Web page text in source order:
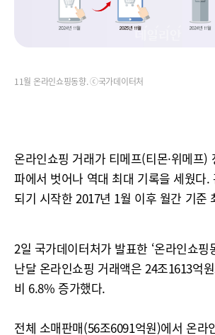
11월 온라인쇼핑동향. ⓒ국가데이터처
온라인쇼핑 거래가 티메프(티몬·위메프)
파에서 벗어나 역대 최대 기록을 세웠다.
되기 시작한 2017년 1월 이후 월간 기준
2일 국가데이터처가 발표한 ‘온라인쇼핑
난달 온라인쇼핑 거래액은 24조1613억
비 6.8% 증가했다.
전체 소매판매(56조6091억원)에서 온라